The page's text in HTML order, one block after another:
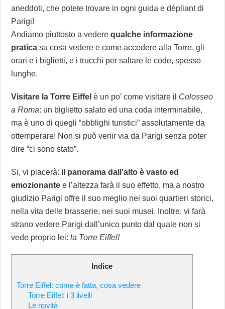
aneddoti, che potete trovare in ogni guida e dépliant di
Parigi!
Andiamo piuttosto a vederequalche informazione
pratica su cosa vedere e come accedere alla Torre, gli
orari e i biglietti, e i trucchi per saltare le code, spesso
lunghe.
Visitare la Torre Eiffel è un po’ come visitare il Colosseo
a Roma: un biglietto salato ed una coda interminabile,
ma è uno di quegli “obblighi turistici” assolutamente da
ottemperare! Non si può venir via da Parigi senza poter
dire “ci sono stato”.
Si, vi piacerà: il panorama dall’alto è vasto ed
emozionante e l’altezza farà il suo effetto, ma a nostro
giudizio Parigi offre il suo meglio nei suoi quartieri storici,
nella vita delle brasserie, nei suoi musei. Inoltre, vi farà
strano vedere Parigi dall’unico punto dal quale non si
vede proprio lei:la Torre Eiffel!
Indice
Torre Eiffel: come è fatta, cosa vedere
Torre Eiffel: i 3 livelli
Le novità